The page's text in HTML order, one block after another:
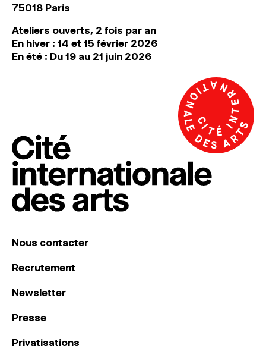
75018 Paris
Ateliers ouverts, 2 fois par an
En hiver : 14 et 15 février 2026
En été : Du 19 au 21 juin 2026
Nous contacter
Recrutement
Newsletter
Presse
Privatisations